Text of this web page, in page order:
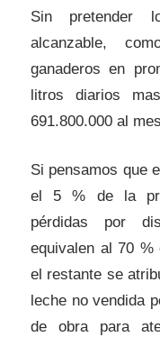
Sin pretender
alcanzable,
ganaderos en
litros diarios
691.800.000 al
Si pensamos que
el 5 % de la
pérdidas por
equivalen al 70
el restante se
leche no vendida
de obra para